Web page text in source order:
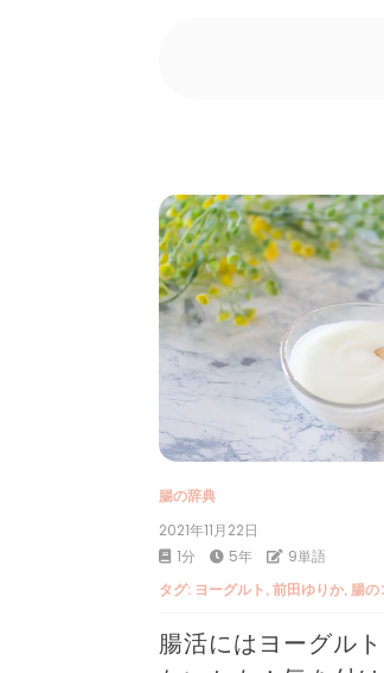
腸の辞典
2021年11月22日
1分
5年 9単語
タグ: ヨーグルト ,前田ゆりか, 腸の
腸活にはヨーグル